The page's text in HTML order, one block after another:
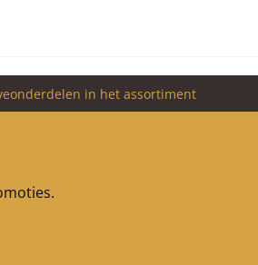
in het assortiment